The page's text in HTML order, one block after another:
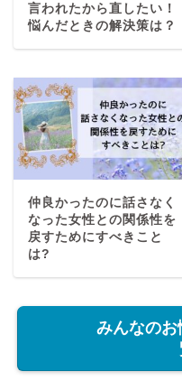
言われたから直したい！
悩んだときの解決策は？
仲良かったのに話さなく
なった女性との関係性を
戻すためにすべきこと
は?
みんなの